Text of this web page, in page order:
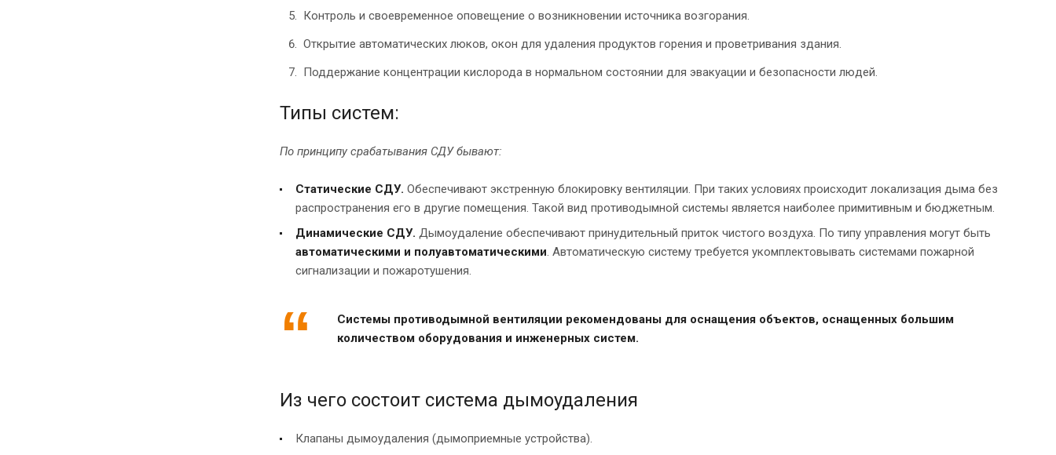
Контроль и своевременное оповещение о возникновении источника возгорания.
Открытие автоматических люков, окон для удаления продуктов горения и проветривания здания.
Поддержание концентрации кислорода в нормальном состоянии для эвакуации и безопасности людей.
Типы систем:
По принципу срабатывания СДУ бывают:
Статические СДУ. Обеспечивают экстренную блокировку вентиляции. При таких условиях происходит локализация дыма без
распространения его в другие помещения. Такой вид противодымной системы является наиболее примитивным и бюджетным.
Динамические СДУ. Дымоудаление обеспечивают принудительный приток чистого воздуха. По типу управления могут быть
автоматическими и полуавтоматическими. Автоматическую систему требуется укомплектовывать системами пожарной
сигнализации и пожаротушения.
Системы противодымной вентиляции рекомендованы для оснащения объектов, оснащенных большим
количеством оборудования и инженерных систем.
Из чего состоит система дымоудаления
Клапаны дымоудаления (дымоприемные устройства).